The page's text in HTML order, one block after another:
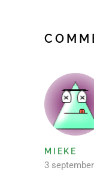
MIEKE
3